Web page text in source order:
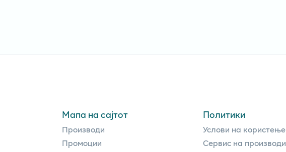
Мапа на сајтот
Производи
Промоции
Политики
Услови на користење
Сервис на производи